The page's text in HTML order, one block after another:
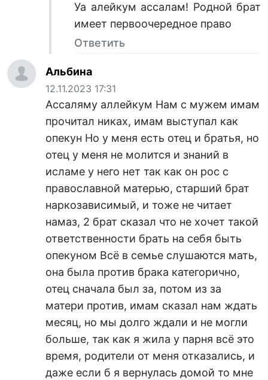
Уа алейкум ассалам! Родной брат
имеет первоочередное право
Ответить
Альбина
12.11.2023 17:31
Ассаляму аллейкум Нам с мужем имам
прочитал никах, имам выступал как
опекун Но у меня есть отец и братья, но
отец у меня не молится и знаний в
исламе у него нет так как он рос с
православной матерью, старший брат
наркозависимый, и тоже не читает
намаз, 2 брат сказал что не хочет такой
ответственности брать на себя быть
опекуном Всё в семье слушаются мать,
она была против брака категорично,
отец сначала был за, потом из за
матери против, имам сказал нам ждать
месяц, но мы долго ждали и не могли
больше, так как я жила у парня всё это
время, родители от меня отказались, и
даже если б я вернулась домой то мне